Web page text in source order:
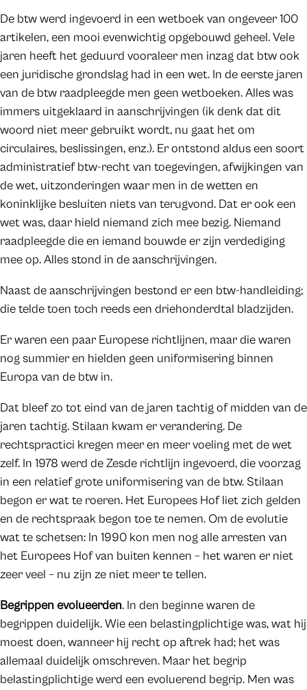
De btw werd ingevoerd in een wetboek van ongeveer 100
artikelen, een mooi evenwichtig opgebouwd geheel. Vele
jaren heeft het geduurd vooraleer men inzag dat btw ook
een juridische grondslag had in een wet. In de eerste jaren
van de btw raadpleegde men geen wetboeken. Alles was
immers uitgeklaard in aanschrijvingen (ik denk dat dit
woord niet meer gebruikt wordt, nu gaat het om
circulaires, beslissingen, enz.). Er ontstond aldus een soort
administratief btw-recht van toegevingen, afwijkingen van
de wet, uitzonderingen waar men in de wetten en
koninklijke besluiten niets van terugvond. Dat er ook een
wet was, daar hield niemand zich mee bezig. Niemand
raadpleegde die en iemand bouwde er zijn verdediging
mee op. Alles stond in de aanschrijvingen.
Naast de aanschrijvingen bestond er een btw-handleiding;
die telde toen toch reeds een driehonderdtal bladzijden.
Er waren een paar Europese richtlijnen, maar die waren
nog summier en hielden geen uniformisering binnen
Europa van de btw in.
Dat bleef zo tot eind van de jaren tachtig of midden van de
jaren tachtig. Stilaan kwam er verandering. De
rechtspractici kregen meer en meer voeling met de wet
zelf. In 1978 werd de Zesde richtlijn ingevoerd, die voorzag
in een relatief grote uniformisering van de btw. Stilaan
begon er wat te roeren. Het Europees Hof liet zich gelden
en de rechtspraak begon toe te nemen. Om de evolutie
wat te schetsen: In 1990 kon men nog alle arresten van
het Europees Hof van buiten kennen – het waren er niet
zeer veel – nu zijn ze niet meer te tellen.
Begrippen evolueerden. In den beginne waren de
begrippen duidelijk. Wie een belastingplichtige was, wat hij
moest doen, wanneer hij recht op aftrek had; het was
allemaal duidelijk omschreven. Maar het begrip
belastingplichtige werd een evoluerend begrip. Men was